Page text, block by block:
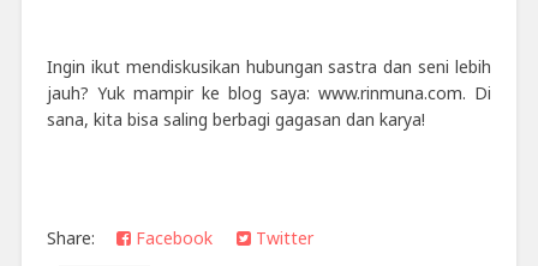
Ingin ikut mendiskusikan hubungan sastra dan seni lebih
jauh? Yuk mampir ke blog saya: www.rinmuna.com. Di
sana, kita bisa saling berbagi gagasan dan karya!
Share: Facebook Twitter